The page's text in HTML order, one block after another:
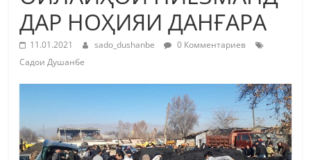
ДАР НОҲИЯИ ДАНҒАРА
11.01.2021 sado_dushanbe
0 Комментариев
Садои Душанбе